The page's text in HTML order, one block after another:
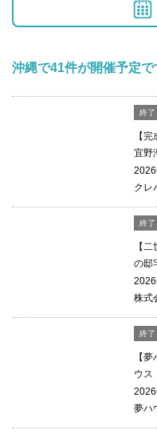
沖縄で41件が開催予定で
終了
【
宜野
クレ
終了
【
の邸
株式
終了
【
ウス
夢ハ